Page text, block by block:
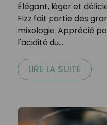
Élégant, léger et
Fizz fait partie des
mixologie. Apprécié
l'acidité du…
LIRE LA SUITE